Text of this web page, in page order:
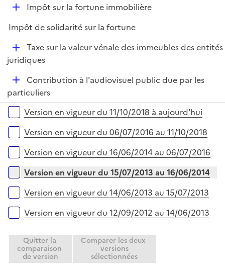
p
i
e
r
D
p
i
e
Impôt sur la fortune immobilière
Impôt de solidarité sur la fortune
D
é
i
e
r
Taxe sur la valeur vénale des immeubles des entités
juridiques
D
é
p
e
r
Contribution à l'audiovisuel public due par les
particuliers
Versions sur la période
Version en vigueur du 11/10/2018 à aujourd'hui
Version en vigueur du 06/07/2016 au 11/10/2018
Version en vigueur du 16/06/2014 au 06/07/2016
Version en vigueur du 15/07/2013 au 16/06/2014
Version en vigueur du 14/06/2013 au 15/07/2013
Version en vigueur du 12/09/2012 au 14/06/2013
Quitter la
comparaison
de version
Comparer les deux
versions
sélectionnées